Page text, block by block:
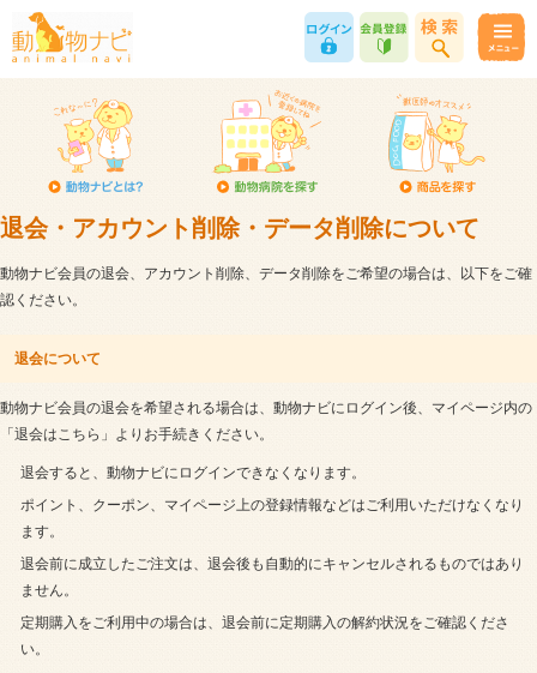
退会・アカウント削除・データ削除について
動物ナビ会員の退会、アカウント削除、データ削除をご希望の場合は、以下をご確
認ください。
退会について
動物ナビ会員の退会を希望される場合は、動物ナビにログイン後、マイページ内の
「退会はこちら」よりお手続きください。
退会すると、動物ナビにログインできなくなります。
ポイント、クーポン、マイページ上の登録情報などはご利用いただけなくなり
ます。
退会前に成立したご注文は、退会後も自動的にキャンセルされるものではあり
ません。
定期購入をご利用中の場合は、退会前に定期購入の解約状況をご確認くださ
い。